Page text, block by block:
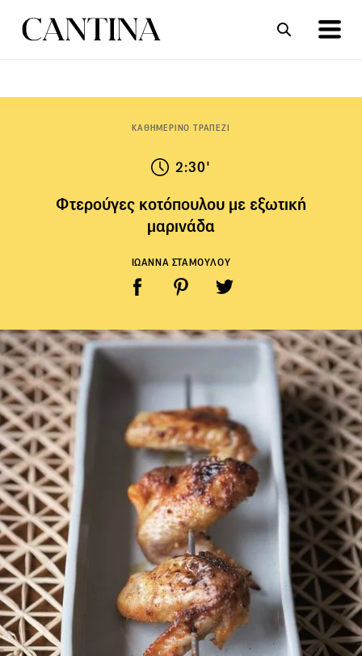
ΚΑΘΗΜΕΡΙΝΟ ΤΡΑΠΕΖΙ
2:30'
Φτερούγες κοτόπουλου με εξωτική
μαρινάδα
ΙΩΑΝΝΑ ΣΤΑΜΟΥΛΟΥ